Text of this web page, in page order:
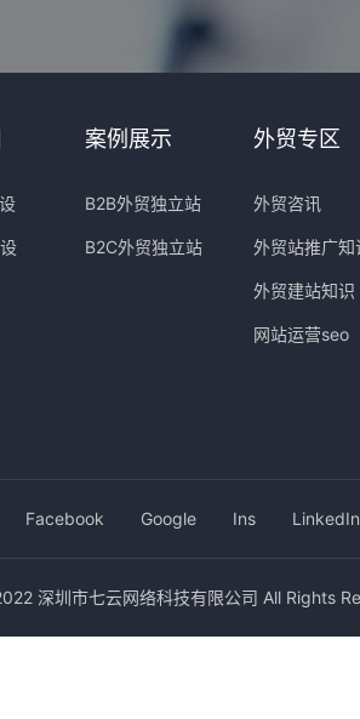
案例展示
B2B外贸独立站
B2C外贸独立站
外贸专区
外贸咨讯
外贸站推广知
外贸建站知识
网站运营seo
Facebook Google Ins LinkedIn
深圳市七云网络科技有限公司 All Rights